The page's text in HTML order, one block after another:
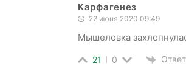
Карфагенез
22 июня 2020 09:49
Мышеловка
21 0